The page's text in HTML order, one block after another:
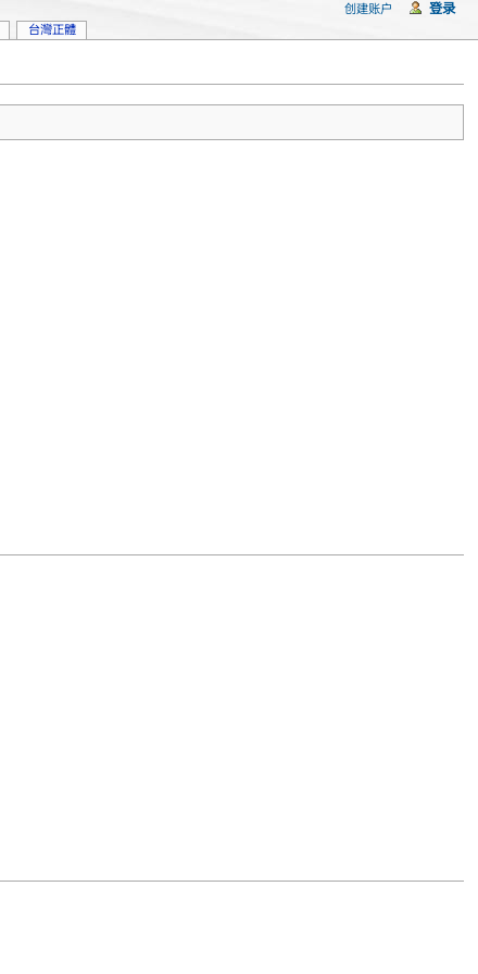
台灣正體
创建账户 登录